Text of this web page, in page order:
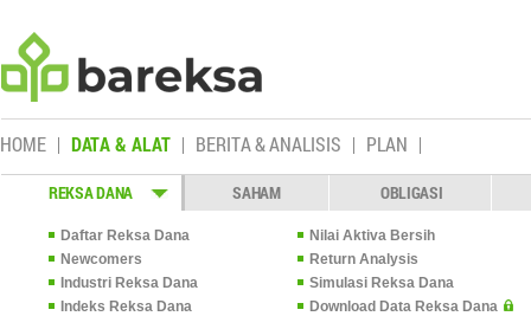
HOME DATA & ALAT BERITA & ANALISIS PLAN
REKSA DANA SAHAM OBLIGASI
Daftar Reksa Dana
Nilai Aktiva Bersih
Newcomers
Return Analysis
Industri Reksa Dana
Simulasi Reksa Dana
Indeks Reksa Dana
Download Data Reksa Dana